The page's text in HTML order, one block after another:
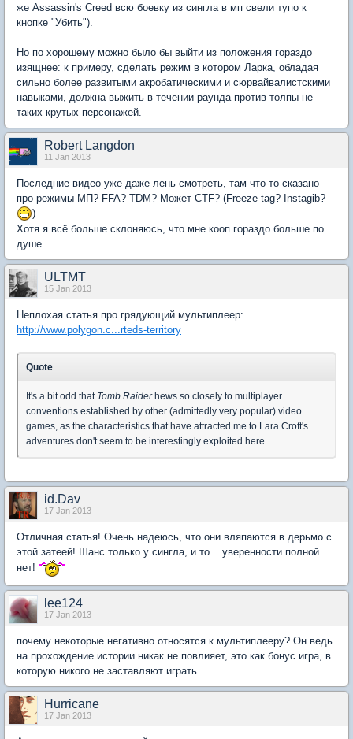
же Assassin's Creed всю боевку из сингла в мп свели тупо к
кнопке "Убить").
Но по хорошему можно было бы выйти из положения гораздо
изящнее: к примеру, сделать режим в котором Ларка, обладая
сильно более развитыми акробатическими и сюрвайвалистскими
навыками, должна выжить в течении раунда против толпы не
таких крутых персонажей.
Robert Langdon
11 Jan 2013
Последние видео уже даже лень смотреть, там что-то сказано
про режимы МП? FFA? TDM? Может CTF? (Freeze tag? Instagib?
)
Хотя я всё больше склоняюсь, что мне кооп гораздо больше по
душе.
ULTMT
15 Jan 2013
Неплохая статья про грядующий мультиплеер:
http://www.polygon.c...rteds-territory
Quote
It's a bit odd that Tomb Raiderhews so closely to multiplayer
conventions established by other (admittedly very popular) video
games, as the characteristics that have attracted me to Lara Croft's
adventures don't seem to be interestingly exploited here.
id.Dav
17 Jan 2013
Отличная статья! Очень надеюсь, что они вляпаются в дерьмо с
этой затеей! Шанс только у сингла, и то....уверенности полной
нет!
lee124
17 Jan 2013
почему некоторые негативно относятся к мультиплееру? Он ведь
на прохождение истории никак не повлияет, это как бонус игра, в
которую никого не заставляют играть.
Hurricane
17 Jan 2013